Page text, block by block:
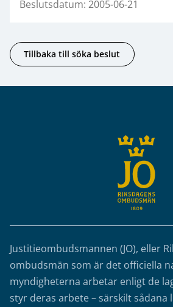
Beslutsdatum: 2005-06-21
Tillbaka till söka beslut
Justitieombudsmannen (JO), eller
ombudsmän som är det officiella
myndigheterna arbetar enligt de
styr deras arbete – särskilt sådana